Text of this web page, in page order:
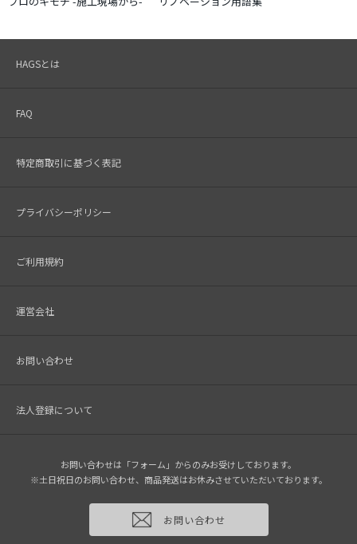
HAGSとは
FAQ
特定商取引に基づく表記
プライバシーポリシー
ご利用規約
運営会社
お問い合わせ
法人登録について
お問い合わせは「フォーム」からのみお受けしております。
※土日祝日のお問い合わせ、商品発送はお休みさせていただいております。
お問い合わせ